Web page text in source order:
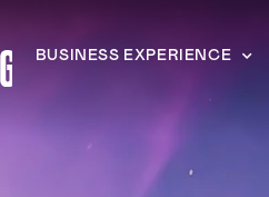
BUSINESS EXPERIENCE